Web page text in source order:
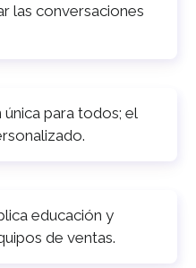
las conversaciones
para todos; el
educación y
de ventas.